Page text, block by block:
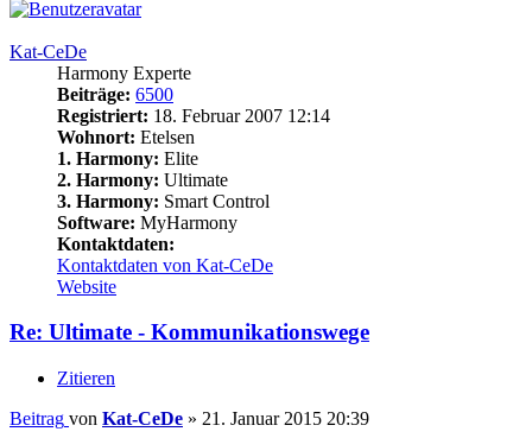
Kat-CeDe
Harmony Experte
Beiträge: 6500
Registriert: 18. Februar 2007 12:14
Wohnort: Etelsen
1. Harmony: Elite
2. Harmony: Ultimate
3. Harmony: Smart Control
Software: MyHarmony
Kontaktdaten:
Kontaktdaten von Kat-CeDe
Website
Re: Ultimate - Kommunikationswege
Zitieren
Beitrag von Kat-CeDe » 21. Januar 2015 20:39